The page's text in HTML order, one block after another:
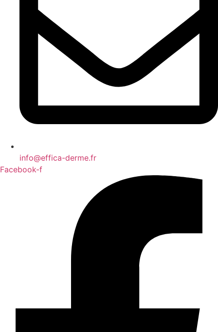
info@effica-derme.fr
Facebook-f